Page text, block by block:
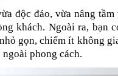
độc đáo, vừa nâng
khách. Ngoài ra, bạn
gọn, chiếm ít không
phong cách.